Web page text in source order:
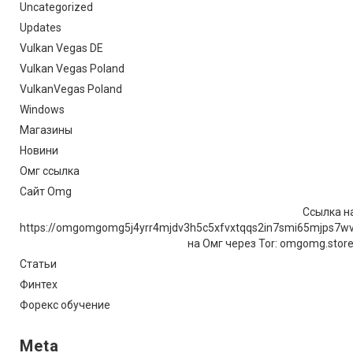
Uncategorized
Updates
Vulkan Vegas DE
Vulkan Vegas Poland
VulkanVegas Poland
Windows
Магазины
Новини
Омг ссылка
Сайт Omg
Ссылка
https://
на Омг через Tor:
Статьи
Финтех
Форекс обучение
Meta